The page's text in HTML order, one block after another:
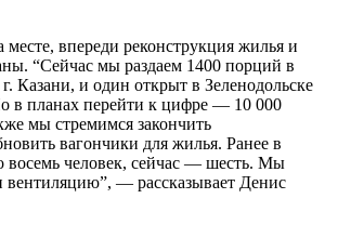
месте, впереди реконструкция жилья и
“Сейчас мы раздаем 1400 порций в
Казани, и один открыт в Зеленодольске
в планах перейти к цифре — 10 000
мы стремимся закончить
вагончики для жилья. Ранее в
восемь человек, сейчас — шесть. Мы
вентиляцию”, — рассказывает Денис